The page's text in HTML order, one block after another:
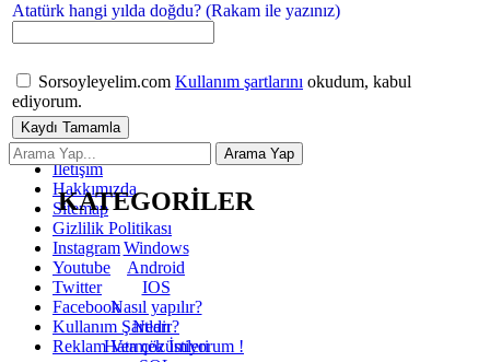
Atatürk hangi yılda doğdu? (Rakam ile yazınız)
Sorsoyleyelim.com Kullanım şartlarını okudum, kabul
ediyorum.
KATEGORİLER
Windows
Android
IOS
Nasıl yapılır?
Nedir?
Hata çözümleri
İletişim
Hakkımızda
Sitemap
Gizlilik Politikası
Instagram
Youtube
Twitter
Facebook
Kullanım Şartları
Reklam Vermek İstiyorum !